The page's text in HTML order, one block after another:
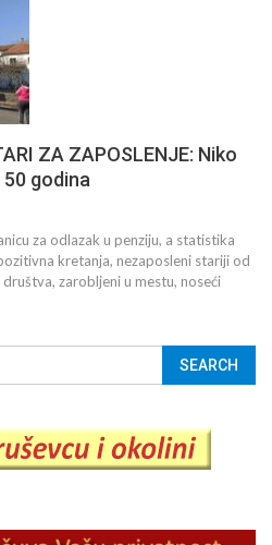
ZA ZAPOSLENJE: Niko
godina
za odlazak u penziju, a statistika
kretanja, nezaposleni stariji od
zarobljeni u mestu, noseći